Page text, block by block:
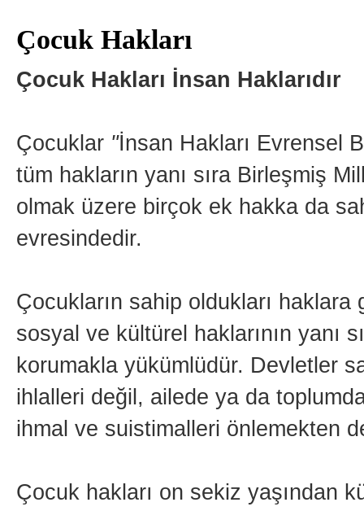
Çocuk Hakları
Çocuk Hakları İnsan Haklarıdır
Çocuklar "İnsan Hakları Evrensel
tüm hakların yanı sıra Birleşmiş
olmak üzere birçok ek hakka da
evresindedir.
Çocukların sahip oldukları
sosyal ve kültürel haklarının yanı
korumakla yükümlüdür. Devletler
ihlalleri değil, ailede ya da
ihmal ve suistimalleri önlemekten
Çocuk hakları on sekiz yaşından